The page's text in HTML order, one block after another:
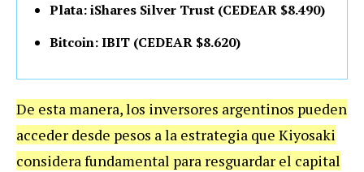
Plata: iShares Silver Trust (CEDEAR $8.490)
Bitcoin: IBIT (CEDEAR $8.620)
De esta manera, los inversores argentinos pueden
acceder desde pesos a la estrategia que Kiyosaki
considera fundamental para resguardar el capital